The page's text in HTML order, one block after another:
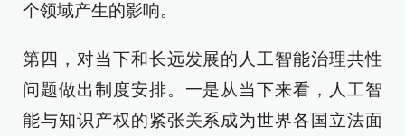
个领域产生的影响。
第四，对当下和长远发展的人工智能治理共性
问题做出制度安排。一是从当下来看，人工智
能与知识产权的紧张关系成为世界各国立法面